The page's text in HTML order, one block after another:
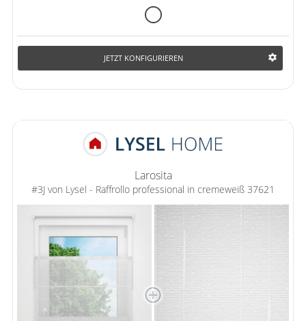
JETZT KONFIGURIEREN
Larosita
#3J von Lysel - Raffrollo professional in cremeweiß 37621